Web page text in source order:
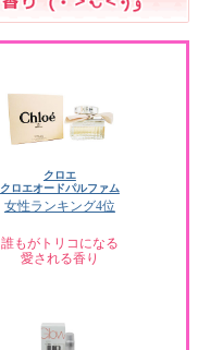
クロエ
クロエオードパルファム
女性ランキング4位
誰もがトリコになる
愛される香り